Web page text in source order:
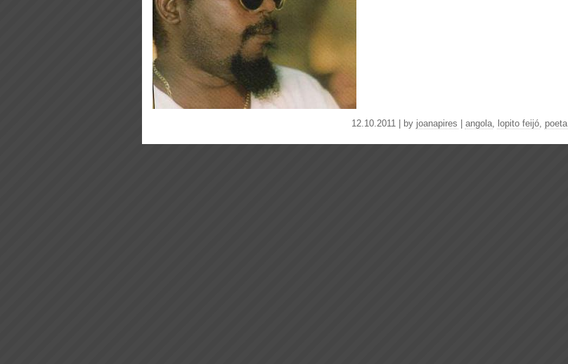
12.10.2011 | by joanapires angola, lopito feijó, poeta